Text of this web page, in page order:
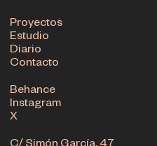
Proyectos
Estudio
Diario
Contacto
Behance
Instagram
X